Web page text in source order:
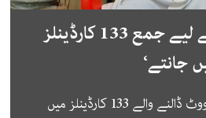
’پوپ کے انتخاب کے لیے جمع 133 کارڈینلز
جانتے‘
نئے پوپ کے انتخاب میں ووٹ ڈالنے والے 133 کارڈینلز میں